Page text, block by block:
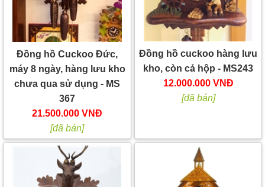
Đồng hồ Cuckoo Đức,
máy 8 ngày, hàng lưu kho
chưa qua sử dụng - MS
367
21.500.000 VNĐ
[đã bán]
Đồng hồ cuckoo hàng lưu
kho, còn cả hộp - MS243
12.000.000 VNĐ
[đã bán]